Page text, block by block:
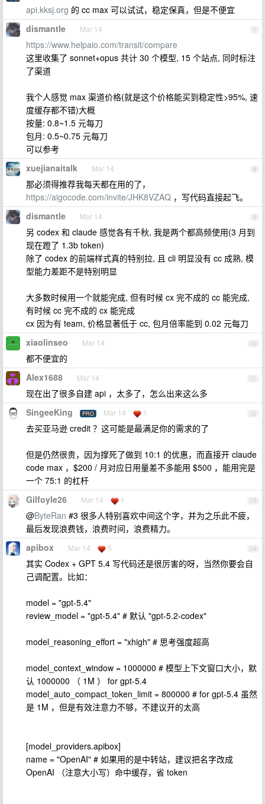
api.kksj.org 的 cc max 可以试试，稳定保真，但是不便宜
7
dismantle Mar 14
https://www.helpaio.com/transit/compare
这里收集了 sonnet+opus 共计 30 个模型, 15 个站点, 同时标注
了渠道
我个人感觉 max 渠道价格(就是这个价格能买到稳定性>95%, 速
度缓存都不错)大概
按量: 0.8~1.5 元每刀
包月: 0.5~0.75 元每刀
可以参考
8
xuejianaitalk Mar 14
那必须得推荐我每天都在用的了，
https://aigocode.com/invite/JHK8VZAQ ，写代码直接起飞。
9
dismantle Mar 14
另 codex 和 claude 感觉各有千秋, 我是两个都高频使用(3 月到
现在蹬了 1.3b token)
除了 codex 的前端样式真的特别拉, 且 cli 明显没有 cc 成熟, 模
型能力差距不是特别明显
大多数时候用一个就能完成, 但有时候 cx 完不成的 cc 能完成,
有时候 cc 完不成的 cx 能完成
cx 因为有 team, 价格显著低于 cc, 包月倍率能到 0.02 元每刀
10
xiaolinseo Mar 14
都不便宜的
11
Alex1688 Mar 14
现在出了很多自建 api ，太多了，怎么出来这么多
12
SingeeKing PRO Mar 14 1
去买亚马逊 credit ？这可能是最满足你的需求的了
但是仍然很贵，因为撑死了做到 10:1 的优惠，而直接开 claude
code max ，$200 / 月对应日用量差不多能用 $500 ，能用完是
一个 75:1 的杠杆
13
Gilfoyle26 Mar 14 1
@ByteRan #3 很多人特别喜欢中间这个字，并为之乐此不疲，
最后发现浪费钱，浪费时间，浪费精力。
14
apibox Mar 14 5
其实 Codex + GPT 5.4 写代码还是很厉害的呀，当然你要会自
己调配置。比如：
model = "gpt-5.4"
review_model = "gpt-5.4" # 默认 "gpt-5.2-codex"
model_reasoning_effort = "xhigh" # 思考强度超高
model_context_window = 1000000 # 模型上下文窗口大小，默
认 1000000 （ 1M ） for gpt-5.4
model_auto_compact_token_limit = 800000 # for gpt-5.4 虽然
是 1M ，但是有效注意力不够，不建议开的太高
[model_providers.apibox]
name = "OpenAI" # 如果用的是中转站，建议把名字改成
OpenAI （注意大小写）命中缓存，省 token